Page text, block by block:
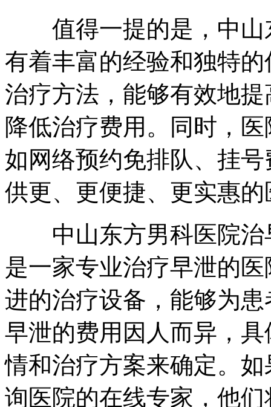
值得一提的是，中山
有着丰富的经验和独特
治疗方法，能够有效地
降低治疗费用。同时，
如网络预约免排队、挂
供更、更便捷、更实惠
中山东方男科医院治
是一家专业治疗早泄的
进的治疗设备，能够为
早泄的费用因人而异，
情和治疗方案来确定。
询医院的在线专家，他